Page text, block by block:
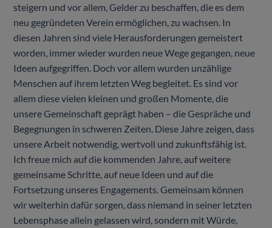
steigern und vor allem, Gelder zu beschaffen, die es dem
neu gegründeten Verein ermöglichen, zu wachsen. In
diesen Jahren sind viele Herausforderungen gemeistert
worden, immer wieder wurden neue Wege gegangen, neue
Ideen aufgegriffen. Doch vor allem wurden unzählige
Menschen auf ihrem letzten Weg begleitet. Es sind vor
allem diese vielen kleinen und großen Momente, die
unsere Gemeinschaft geprägt haben – die Gespräche und
Begegnungen in schweren Zeiten. Diese Jahre zeigen, dass
unsere Arbeit notwendig, wertvoll und zukunftsfähig ist.
Ich freue mich auf die kommenden Jahre, auf weitere
gemeinsame Schritte, auf neue Ideen und auf die
Fortsetzung unseres Engagements. Gemeinsam können
wir weiterhin dafür sorgen, dass niemand in seiner letzten
Lebensphase allein gelassen wird, sondern mit Würde,